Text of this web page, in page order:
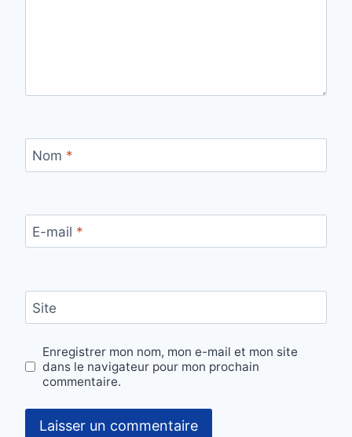
Nom *
E-mail *
Site
Enregistrer mon nom, mon e-mail et mon site
dans le navigateur pour mon prochain
commentaire.